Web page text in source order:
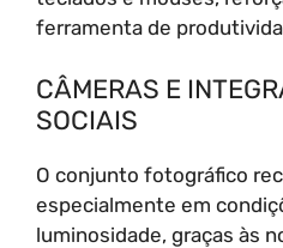
ferramenta de
CÂMERAS E
SOCIAIS
O conjunto fotográfico
especialmente em
luminosidade, graças às